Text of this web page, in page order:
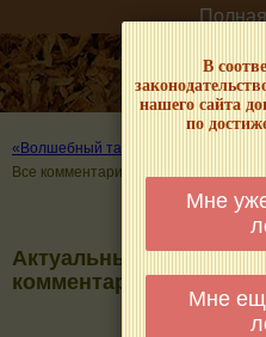
В
нашего сайта
по
Мне
Мне
«Волшебный табачок» – о табаке и
Все комментарии
Актуальные
комментарии